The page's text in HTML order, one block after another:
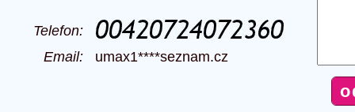
Telefon:
Email: umax1****seznam.cz